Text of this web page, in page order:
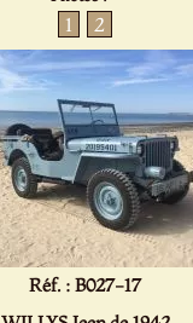
1 2
Réf. : B027-17